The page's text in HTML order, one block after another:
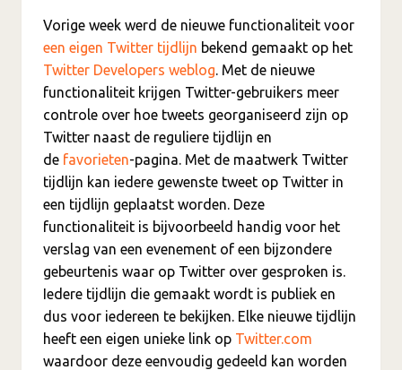
Vorige week werd de nieuwe functionaliteit voor
een eigen Twitter tijdlijn bekend gemaakt op het
Twitter Developers weblog. Met de nieuwe
functionaliteit krijgen Twitter-gebruikers meer
controle over hoe tweets georganiseerd zijn op
Twitter naast de reguliere tijdlijn en
de favorieten-pagina. Met de maatwerk Twitter
tijdlijn kan iedere gewenste tweet op Twitter in
een tijdlijn geplaatst worden. Deze
functionaliteit is bijvoorbeeld handig voor het
verslag van een evenement of een bijzondere
gebeurtenis waar op Twitter over gesproken is.
Iedere tijdlijn die gemaakt wordt is publiek en
dus voor iedereen te bekijken. Elke nieuwe tijdlijn
heeft een eigen unieke link op Twitter.com
waardoor deze eenvoudig gedeeld kan worden